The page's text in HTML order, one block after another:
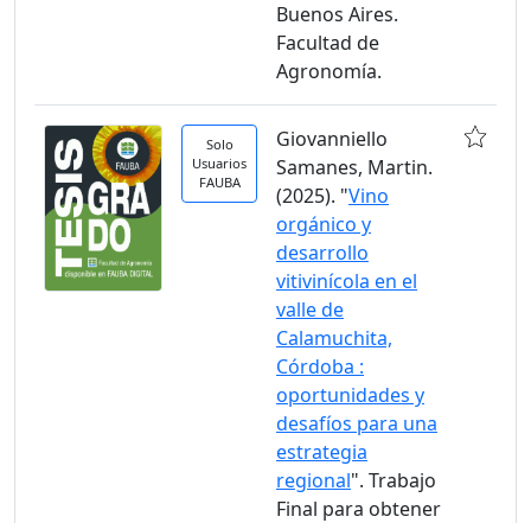
Buenos Aires.
Facultad de
Agronomía.
Solo
Usuarios
FAUBA
Giovanniello
Samanes, Martin.
(2025). "Vino
orgánico y
desarrollo
vitivinícola en el
valle de
Calamuchita,
Córdoba :
oportunidades y
desafíos para una
estrategia
regional". Trabajo
Final para obtener